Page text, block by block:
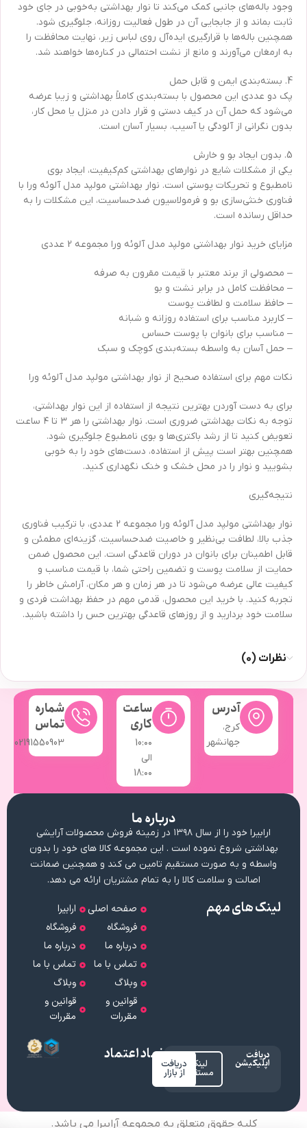
وجود باله‌های جانبی کمک می‌کند تا نوار بهداشتی به‌خوبی در جای خود
ثابت بماند و از جابجایی آن در طول فعالیت روزانه، جلوگیری شود.
همچنین باله‌ها با قرارگیری ایده‌آل روی لباس زیر، نهایت محافظت را
به ارمغان می‌آورند و مانع از نشت احتمالی در کناره‌ها خواهند شد.
4. بسته‌بندی ایمن و قابل حمل
پک دو عددی این محصول با بسته‌بندی کاملاً بهداشتی و زیبا عرضه
می‌شود که حمل آن در کیف دستی و قرار دادن در منزل یا محل کار،
بدون نگرانی از آلودگی یا آسیب، بسیار آسان است.
5. بدون ایجاد بو و خارش
یکی از مشکلات شایع در نوارهای بهداشتی کم‌کیفیت، ایجاد بوی
نامطبوع و تحریکات پوستی است. نوار بهداشتی مولپد مدل آلوئه ورا با
فناوری خنثی‌سازی بو و فرمولاسیون ضد‌حساسیت، این مشکلات را به
حداقل رسانده است.
مزایای خرید نوار بهداشتی مولپد مدل آلوئه ورا مجموعه 2 عددی
– محصولی از برند معتبر با قیمت مقرون به صرفه
– محافظت کامل در برابر نشت و بو
– حافظ سلامت و لطافت پوست
– کاربرد مناسب برای استفاده روزانه و شبانه
– مناسب برای بانوان با پوست حساس
– حمل آسان به واسطه بسته‌بندی کوچک و سبک
نکات مهم برای استفاده صحیح از نوار بهداشتی مولپد مدل آلوئه ورا
برای به دست آوردن بهترین نتیجه از استفاده از این نوار بهداشتی،
توجه به نکات بهداشتی ضروری است. نوار بهداشتی را هر ۳ تا ۴ ساعت
تعویض کنید تا از رشد باکتری‌ها و بوی نامطبوع جلوگیری شود.
همچنین بهتر است پیش از استفاده، دست‌های خود را به خوبی
بشویید و نوار را در محل خشک و خنک نگهداری کنید.
نتیجه‌گیری
نوار بهداشتی مولپد مدل آلوئه ورا مجموعه 2 عددی، با ترکیب فناوری
جذب بالا، لطافت بی‌نظیر و خاصیت ضد‌حساسیت، گزینه‌ای مطمئن و
قابل اطمینان برای بانوان در دوران قاعدگی است. این محصول ضمن
حمایت از سلامت پوست و تضمین راحتی شما، با قیمت مناسب و
کیفیت عالی عرضه می‌شود تا در هر زمان و هر مکان، آرامش خاطر را
تجربه کنید. با خرید این محصول، قدمی مهم در حفظ بهداشت فردی و
سلامت خود بردارید و از روزهای قاعدگی بهترین حس را داشته باشید.
نظرات (0)
آدرس
کرج،
جهانشهر
ساعت
کاری
10:۰۰
الی
18:۰۰
شماره
تماس
02191550903
لینک های مهم
صفحه اصلی
فروشگاه
درباره ما
تماس با ما
وبلاگ
قوانین و
مقررات
ارابیرا
فروشگاه
درباره ما
تماس با ما
وبلاگ
قوانین و
مقررات
درباره ما
ارابیرا خود را از سال ۱۳۹۸ در زمینه فروش محصولات آرایشی
بهداشتی شروع نموده است . این مجموعه کالا های خود را بدون
واسطه و به صورت مستقیم تامین می کند و همچنین ضمانت
اصالت و سلامت کالا را به تمام مشتریان ارائه می دهد.
دریافت
اپلیکیشن لینک
مستقیم
دریافت
از بازار
نماد اعتماد
کلیه حقوق متعلق به مجموعه آرابیرا می باشد.